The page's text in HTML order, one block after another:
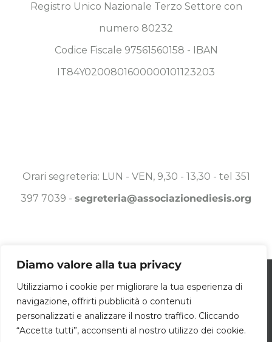
Diamo valore alla tua privacy
Utilizziamo i cookie per migliorare la tua esperienza di
navigazione, offrirti pubblicità o contenuti
personalizzati e analizzare il nostro traffico. Cliccando
“Accetta tutti”, acconsenti al nostro utilizzo dei cookie.
Registro Unico Nazionale Terzo Settore con
numero 80232
Codice Fiscale 97561560158 - IBAN
IT84Y0200801600000101123203
Orari segreteria: LUN - VEN, 9,30 - 13,30 - tel 351
397 7039 - segreteria@associazionediesis.org
© Copyright 2025 -2026 Associazione DIESIS a.p.s. | ALL
tu possa avere la migliore esperienza sul